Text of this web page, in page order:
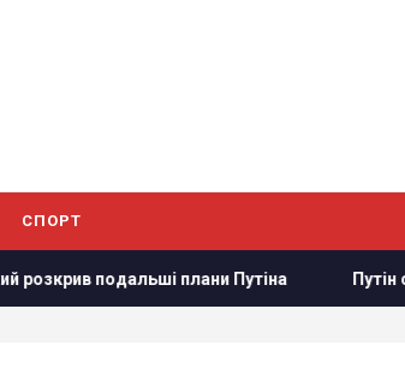
СПОРТ
Путіна Путін стягнув у Москву ППО з